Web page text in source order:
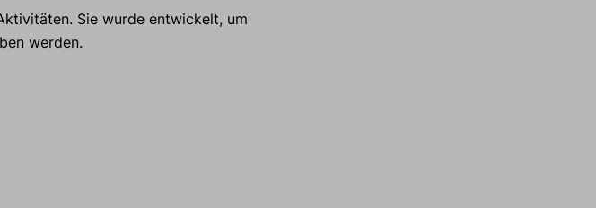
Sie wurde entwickelt, um
werden.